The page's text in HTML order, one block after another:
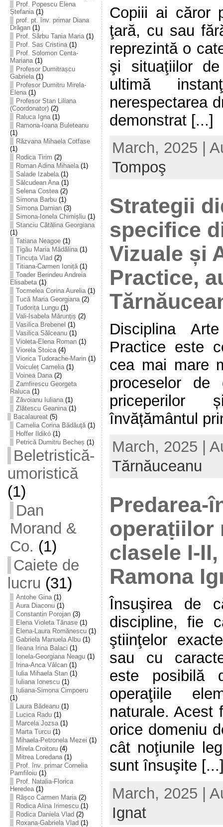
Prof. Popescu Elena
Ștefania(1)
prof. pt. înv. primar Diana
Drăgan(1)
Prof. Sârbu Tania Maria(1)
Prof. Sas Cristina(1)
Prof. Solomon Centa-
Mariana(1)
Profesor Dumitrașcu
Gabriela(1)
Profesor Dumitru Mirela-
Elena(1)
Profesor Stan Liliana
(Coordonator)(2)
Raluca Igna(1)
Ramona-Ioana Buleteanu
(1)
Răzvana Mihaela Cotfase
(1)
Rodica Tirim (2)
Roman Adina Mihaela(1)
Salade Izabela(1)
Sălcudean Ana(1)
Selena Costea(2)
Simona Barbu(1)
Simona Damian(3)
Simona-Ionela Chimișliu(1)
Stanciu Cătălina Georgiana
(1)
Tatiana Neagoe(1)
Țigău Maria Mădălina(1)
Tincuța Vlad (2)
Titiana-Carmen Ioniță(1)
Toader Berindeu Andreia
Elisabeta(1)
Tocmelea Corina Aurelia(1)
Tucă Maria Georgiana(2)
Tudorița Lungu(1)
Vali-Isabela Mărunțiș (2)
Vasilica Brebenel (1)
Vasilica Sălceanu(1)
Violeta-Elena Roman(1)
Viorela Stoica(4)
Viorica Tudorache-Marin(1)
Voiculeț Camelia(1)
Voinea Dana(2)
Zamfirescu Georgeta
Raluca(1)
Zăvoianu Iuliana(1)
Zlătescu Geanina(1)
Bacalaureat(5)
Camelia Corina Bădăuţă(1)
Hoffer Ildikó(1)
Petrică Dumitru Becheș (1)
Beletristică-
umoristică
(1)
Dan
Morand &
Co. (1)
Caiete de
lucru (31)
Antohe Gina(1)
Aura Diaconu(1)
Constantin Porojan(3)
Elena Violeta Tănase(1)
Elena-Laura Romănescu(1)
Gabriela Manuela Albu(1)
Ileana Irina Balaci (1)
Ionela-Georgiana Neagu(1)
Irina-Anca Vâlcan(1)
Iulia Mihaela Stan(1)
Iuliana Ionescu(1)
Iuliana-Simona Cimpoeru
(1)
Laura Bădeanu(1)
Lucica Radu(1)
Marcela Jozsa(1)
Marta Turcu(1)
Mihaela-Petronela Mezei (1)
Mirela Croitoru(4)
Mitrea Loredana(1)
Prof. înv. primar Cornelia
Pamfiloiu(1)
Prof. Natalia-Florica
Heredea(1)
Râșco Carmen Maria(2)
Rodica Alina Irimescu(1)
Rodica Daniela Vlad (2)
Roxana-Gabriela Vlad (1)
Copiii ai căror
ţară, cu sau
reprezintă o
şi situaţiilor
ultimă
nerespectarea
demonstrat [...]
March, 2025 |
Tompoş
Strategii
specifice
Vizuale și
Practice,
Disciplina
Practice este
cea mai mare
proceselor de
priceperilor
învățământul
March, 2025 |
Tărnăuceanu
Predarea-
operaṭiilor
clasele I-
Ramona
Însuşirea de
discipline, fie
ştiinţelor
sau cu
este posibilă
operaţiile
naturale. Acest
orice domeniu
cât noţiunile
sunt însuşite
March, 2025 |
Ignat